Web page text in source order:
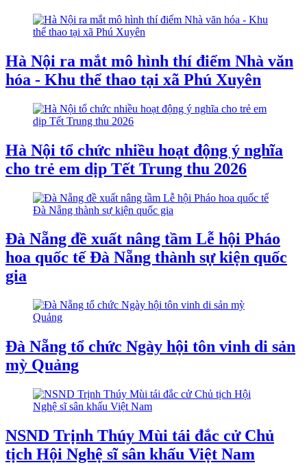
Hà Nội ra mắt mô hình thí điểm Nhà văn
hóa - Khu thể thao tại xã Phú Xuyên
Hà Nội tổ chức nhiều hoạt động ý nghĩa
cho trẻ em dịp Tết Trung thu 2026
Đà Nẵng đề xuất nâng tầm Lễ hội Pháo
hoa quốc tế Đà Nẵng thành sự kiện quốc
gia
Đà Nẵng tổ chức Ngày hội tôn vinh di sản
mỳ Quảng
NSND Trịnh Thúy Mùi tái đắc cử Chủ
tịch Hội Nghệ sĩ sân khấu Việt Nam